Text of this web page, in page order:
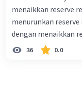
menaikkan reserve
menurunkan
dengan menaikkan
dengan
Ekspansif dengan
36 0.0